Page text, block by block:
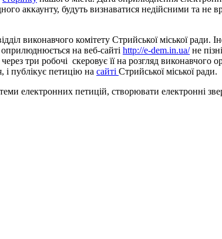
аккаунту, будуть визнаватися недійсними та
виконавчого комітету Стрийської міської ради.
оприлюднюється на веб-сайті http://e-dem.in.ua/не
три робочі скеровує її на розгляд виконавчого
і публікує петицію на сайті Стрийської міської ради.
електронних петицій, створювати електронні